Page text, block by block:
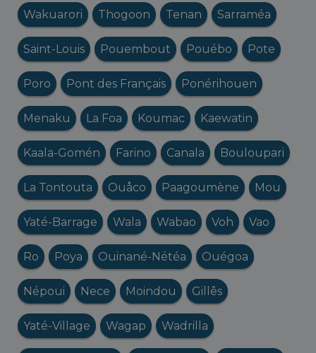
Wakuarori Thogoon Tenan Sarraméa
Saint-Louis Pouembout Pouébo Pote
Poro Pont des Français Ponérihouen
Menaku La Foa Koumac Kaewatin
Kaala-Gomén Farino Canala Bouloupari
La Tontouta Ouåco Paagoumène Mou
Yaté-Barrage Wala Wabao Voh Vao
Ro Poya Ouinané-Nétéa Ouégoa
Népoui Nece Moindou Gillês
Yaté-Village Wagap Wadrilla